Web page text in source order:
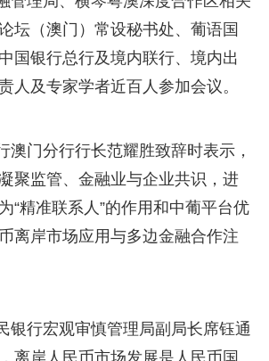
坛（澳门）常设秘书处、葡语国
国银行总行及境内联行、境内出
人及专家学者近百人参加会议。
门分行行长范耀胜致辞时表示，
聚监管、金融业与企业共识，进
“精准联系人”的作用和中葡平台优
离岸市场应用与多边金融合作注
行宏观审慎管理局副局长席钰通
离岸人民币市场发展是人民币国